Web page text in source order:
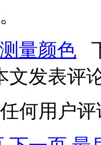
量颜色
文发表评
何用户评